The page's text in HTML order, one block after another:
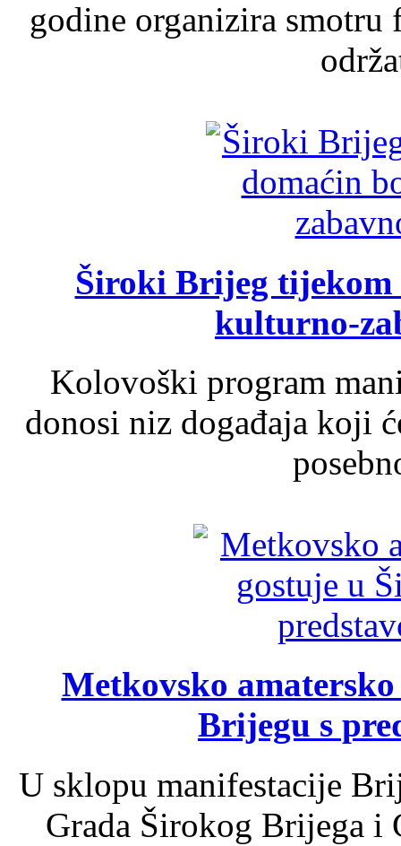
godine organizira
Široki Brijeg tijekom
kulturno-
Kolovoški program
donosi niz događaja koji
Metkovsko
Brijegu s
U sklopu manifestacije
Grada Širokog Brijega